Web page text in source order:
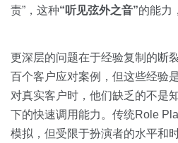
责”，这种“听见弦外之音”的能力
更深层的问题在于经验复制的断
百个客户应对案例，但这些经验
对真实客户时，他们缺乏的不是
下的快速调用能力。传统Role
模拟，但受限于扮演者的水平和